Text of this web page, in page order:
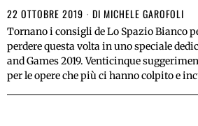
22 OTTOBRE 2019 DI MICHELE GAROFOLI
Tornano i consigli de Lo Spazio Bianco
perdere questa volta in uno speciale
and Games 2019. Venticinque
per le opere che più ci hanno colpito e